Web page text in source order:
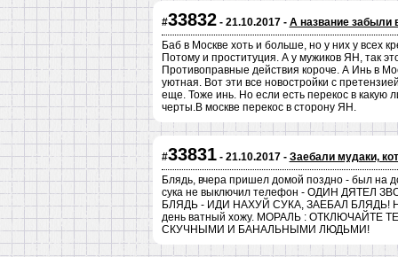
#33832- 21.10.2017 - А название забыли
Баб в Москве хоть и больше, но у них у всех
Потому и проституция. А у мужиков ЯН, так
Противоправные действия короче. А Инь в
уютная. Вот эти все новостройки с
еще. Тоже инь. Но если есть перекос в какую
черты.В москве перекос в сторону ЯН.
#33831- 21.10.2017 - Заебали мудаки,
Блядь, вчера пришел домой поздно - был на
сука не выключил телефон - ОДИН
БЛЯДЬ - ИДИ НАХУЙ СУКА, ЗАЕБАЛ БЛЯДЬ! Не
день ватный хожу. МОРАЛЬ :
СКУЧНЫМИ И БАНАЛЬНЫМИ ЛЮДЬМИ!